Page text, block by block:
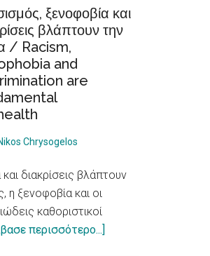
ξενοφοβία και
βλάπτουν την
/ Racism,
and
are
Chrysogelos
διακρίσεις βλάπτουν
η ξενοφοβία και οι
καθοριστικοί
περισσότερο...]